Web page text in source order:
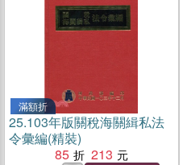
滿額折
25.103年版關稅海關緝私法
令彙編(精裝)
85
213